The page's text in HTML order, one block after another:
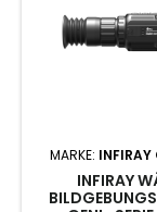
MARKE: INFIRAY
INFIRAY